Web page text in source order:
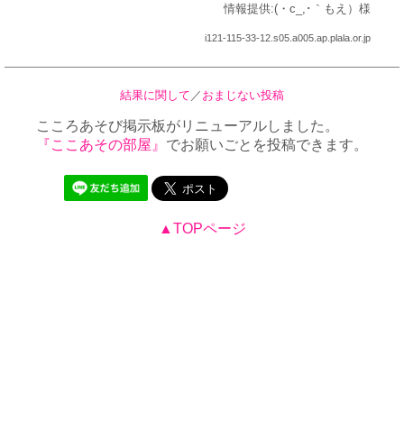
情報提供:(・c_,･｀もえ）様
i121-115-33-12.s05.a005.ap.plala.or.jp
結果に関して ／ おまじない投稿
こころあそび掲示板がリニューアルしました。
『ここあその部屋』 でお願いごとを投稿できます。
▲TOPページ